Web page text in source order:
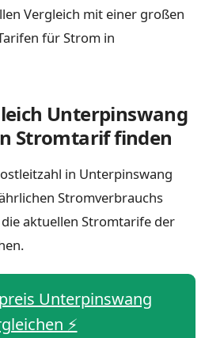
Vergleich mit einer großen
für Strom in
Unterpinswang
Stromtarif finden
in Unterpinswang
Stromverbrauchs
aktuellen Stromtarife der
Unterpinswang
⚡️